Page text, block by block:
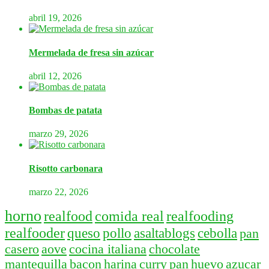
abril 19, 2026
Mermelada de fresa sin azúcar
abril 12, 2026
Bombas de patata
marzo 29, 2026
Risotto carbonara
marzo 22, 2026
hornorealfood comida real realfooding
realfooderquesopollo asaltablogs cebolla pan
caseroaove cocina italiana chocolate
mantequillabaconharinacurrypanhuevoazucar